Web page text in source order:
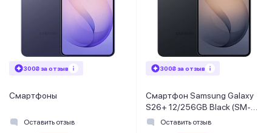
300₴ за отзыв
Смартфоны
Оставить отзыв
300₴ за отзыв
Смартфон Samsung Galaxy
S26+ 12/256GB Black (SM-
S947BZKDEUC)
Оставить отзыв